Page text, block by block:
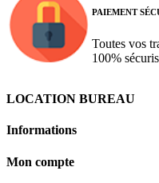
PAIEMENT
Toutes vos
100%
LOCATION BUREAU
Informations
Mon compte